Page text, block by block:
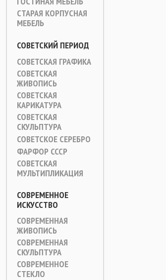
СТАРАЯ КОРПУСНАЯ
МЕБЕЛЬ
СОВЕТСКИЙ ПЕРИОД
СОВЕТСКАЯ ГРАФИКА
СОВЕТСКАЯ
ЖИВОПИСЬ
СОВЕТСКАЯ
КАРИКАТУРА
СОВЕТСКАЯ
СКУЛЬПТУРА
СОВЕТСКОЕ СЕРЕБРО
ФАРФОР СССР
СОВЕТСКАЯ
МУЛЬТИПЛИКАЦИЯ
СОВРЕМЕННОЕ
ИСКУССТВО
СОВРЕМЕННАЯ
ЖИВОПИСЬ
СОВРЕМЕННАЯ
СКУЛЬПТУРА
СОВРЕМЕННОЕ
СТЕКЛО